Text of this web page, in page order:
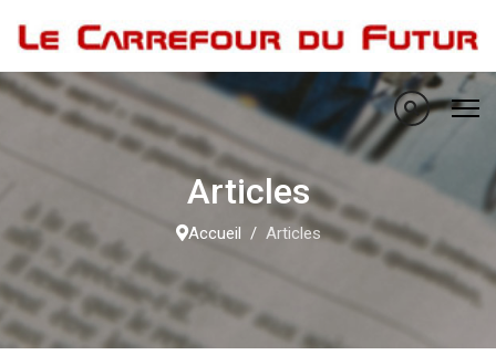
Articles
Accueil Articles